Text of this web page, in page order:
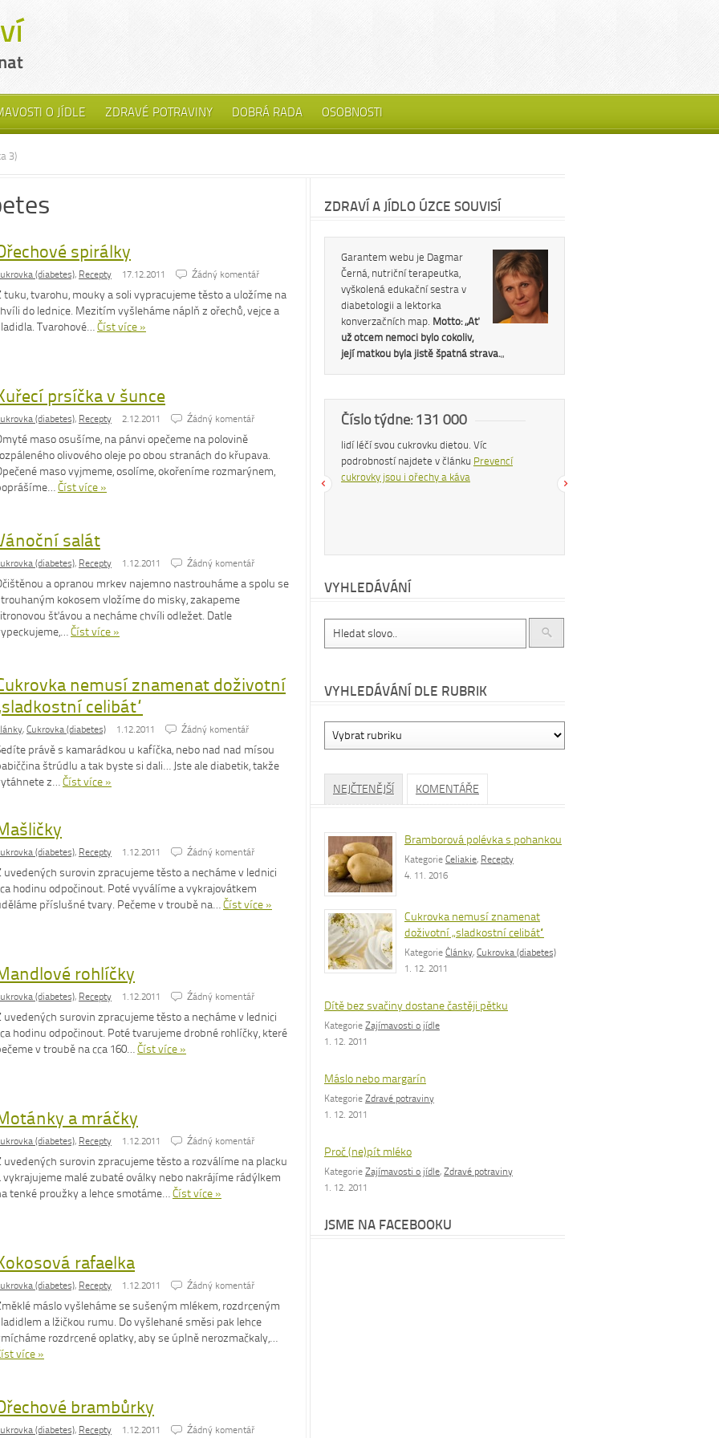
O JÍDLE ZDRAVÉ POTRAVINY DOBRÁ RADA OSOBNOSTI
3)
spirálky
(diabetes), Recepty 17.12.2011 Źádný komentář
tuku, tvarohu, mouky a soli vypracujeme těsto a uložíme na
do lednice. Mezitím vyšleháme náplň z ořechů, vejce a
Tvarohové…Číst více »
prsíčka v šunce
(diabetes), Recepty 2.12.2011 Źádný komentář
maso osušíme, na pánvi opečeme na polovině
olivového oleje po obou stranách do křupava.
maso vyjmeme, osolíme, okořeníme rozmarýnem,
Číst více »
salát
(diabetes), Recepty 1.12.2011 Źádný komentář
a opranou mrkev najemno nastrouháme a spolu se
kokosem vložíme do misky, zakapeme
šťávou a necháme chvíli odležet. Datle
Číst více »
nemusí znamenat doživotní
celibát“
, Cukrovka (diabetes) 1.12.2011 Źádný komentář
právě s kamarádkou u kafíčka, nebo nad nad mísou
štrúdlu a tak byste si dali… Jste ale diabetik, takže
z…Číst více »
(diabetes), Recepty 1.12.2011 Źádný komentář
uvedených surovin zpracujeme těsto a necháme v lednici
hodinu odpočinout. Poté vyválíme a vykrajovátkem
příslušné tvary. Pečeme v troubě na…Číst více »
rohlíčky
(diabetes), Recepty 1.12.2011 Źádný komentář
uvedených surovin zpracujeme těsto a necháme v lednici
hodinu odpočinout. Poté tvarujeme drobné rohlíčky, které
v troubě na cca 160…Číst více »
a mráčky
(diabetes), Recepty 1.12.2011 Źádný komentář
uvedených surovin zpracujeme těsto a rozválíme na placku
vykrajujeme malé zubaté oválky nebo nakrájíme rádýlkem
tenké proužky a lehce smotáme…Číst více »
rafaelka
(diabetes), Recepty 1.12.2011 Źádný komentář
máslo vyšleháme se sušeným mlékem, rozdrceným
a lžičkou rumu. Do vyšlehané směsi pak lehce
rozdrcené oplatky, aby se úplně nerozmačkaly,…
více »
brambůrky
(diabetes), Recepty 1.12.2011 Źádný komentář
ZDRAVÍ A JÍDLO ÚZCE SOUVISÍ
Garantem webu je Dagmar
Černá, nutriční terapeutka,
vyškolená edukační sestra v
diabetologii a lektorka
konverzačních map. Motto: „Ať
už otcem nemoci bylo cokoliv,
její matkou byla jistě špatná strava.„
Dobrá rada
Nedaří se vám zhubnout? Trpíte často
zácpou a potřebujete si upravit zažívání?
Na tyto a mnohé další problémy existuje
Číslo týdne: 131 000
lidí léčí svou cukrovku dietou. Víc
podrobností najdete v článku Prevencí
cukrovky jsou i ořechy a káva
čemuž se po pikantním jídle můžeme
cítit šťastnější a spokojenější. Více se
VYHLEDÁVÁNÍ
VYHLEDÁVÁNÍ DLE RUBRIK
dle
NEJČTENĚJŠÍ KOMENTÁŘE
Bramborová polévka s pohankou
Kategorie Celiakie, Recepty
4. 11. 2016
Cukrovka nemusí znamenat
doživotní „sladkostní celibát“
Kategorie Články, Cukrovka (diabetes)
1. 12. 2011
Dítě bez svačiny dostane častěji pětku
Kategorie Zajímavosti o jídle
1. 12. 2011
Máslo nebo margarín
Kategorie Zdravé potraviny
1. 12. 2011
Proč (ne)pít mléko
Kategorie Zajímavosti o jídle, Zdravé potraviny
1. 12. 2011
JSME NA FACEBOOKU